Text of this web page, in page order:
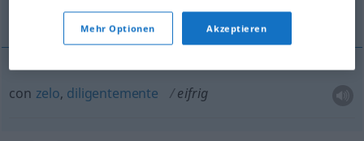
con zelo, diligentemente
con zelo, diligentemente eifrig
Mehr Optionen Akzeptieren